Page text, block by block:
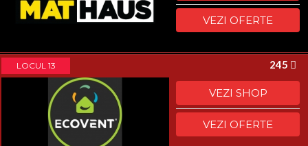
VEZI OFERTE
LOCUL 13 245
VEZI SHOP
VEZI OFERTE